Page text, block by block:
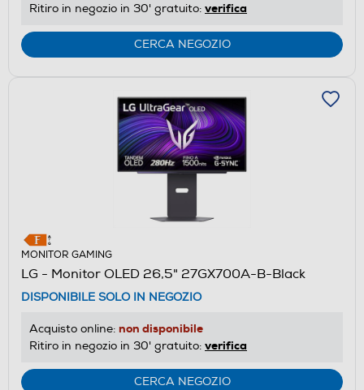
Ritiro in negozio in 30' gratuito: verifica
CERCA NEGOZIO
MONITOR GAMING
LG - Monitor OLED 26,5" 27GX700A-B-Black
DISPONIBILE SOLO IN NEGOZIO
Acquisto online: non disponibile
Ritiro in negozio in 30' gratuito: verifica
CERCA NEGOZIO